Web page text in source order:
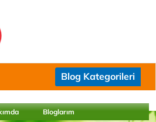
Blog Kategorileri
Bloglarım